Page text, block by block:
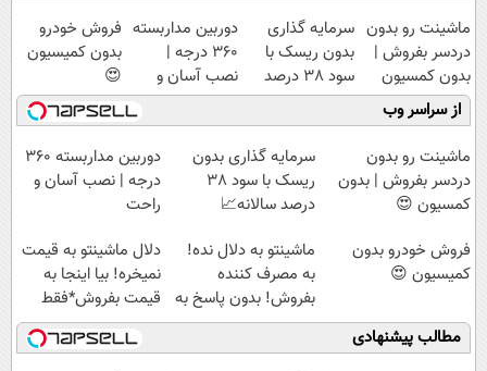
ماشینت رو بدون
دردسر بفروش |
بدون کمسیون
😍
سرمایه گذاری
بدون ریسک با
سود 38 درصد
سالانه📈
دوربین مداربسته
360 درجه |
نصب آسان و
راحت
فروش خودرو
بدون کمیسیون
😍
از سراسر وب
ماشینت رو بدون
دردسر بفروش | بدون
کمسیون 😍
سرمایه گذاری بدون
ریسک با سود 38
درصد سالانه📈
دوربین مداربسته 360
درجه | نصب آسان و
راحت
فروش خودرو بدون
کمیسیون 😍
ماشینتو به دلال نده!
به مصرف کننده
بفروش! بدون پاسخ به
یک تماس
دلال ماشینتو به قیمت
نمیخره! بیا اینجا به
قیمت بفروش*فقط
خریدار واقعی*
مطالب پیشنهادی